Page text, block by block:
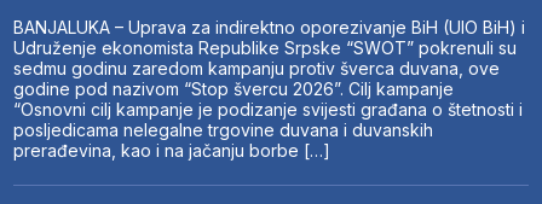
BANJALUKA – Uprava za indirektno oporezivanje BiH (UIO BiH) i
Udruženje ekonomista Republike Srpske “SWOT” pokrenuli su
sedmu godinu zaredom kampanju protiv šverca duvana, ove
godine pod nazivom “Stop švercu 2026”. Cilj kampanje
“Osnovni cilj kampanje je podizanje svijesti građana o štetnosti i
posljedicama nelegalne trgovine duvana i duvanskih
prerađevina, kao i na jačanju borbe […]